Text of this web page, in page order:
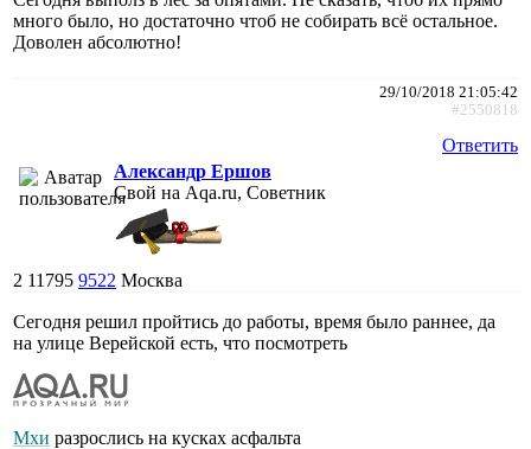
много было, но достаточно чтоб не собирать всё остальное.
Доволен абсолютно!
29/10/2018 21:05:42
#2550818
Ответить
Александр Ершов
Свой на Aqa.ru, Советник
2 11795 9522 Москва
Сегодня решил пройтись до работы, время было раннее, да
на улице Верейской есть, что посмотреть
Мхи разрослись на кусках асфальта